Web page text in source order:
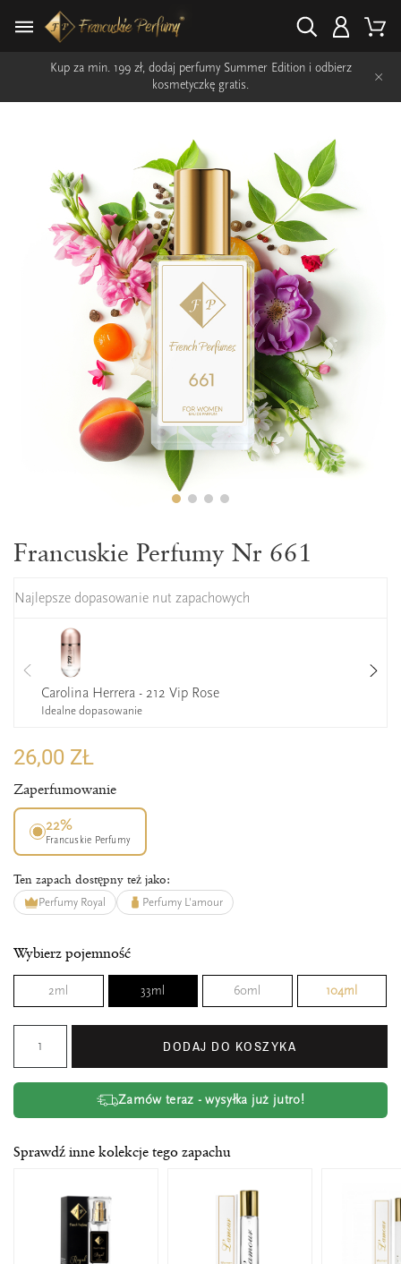
Kup za min. 199 zł, dodaj perfumy Summer Edition i odbierz
kosmetyczkę gratis.
×
Francuskie Perfumy Nr 661
Najlepsze dopasowanie nut zapachowych
Carolina Herrera - 212 Vip Rose
Idealne dopasowanie
26,00 ZŁ
Zaperfumowanie
22%
Francuskie Perfumy
Ten zapach dostępny też jako:
Perfumy Royal Perfumy L'amour
Wybierz pojemność
2ml 33ml 60ml 104ml
DODAJ DO KOSZYKA
Zamów teraz - wysyłka już jutro!
Sprawdź inne kolekcje tego zapachu